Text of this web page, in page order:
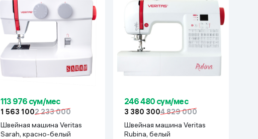
113 976 сум/мес
1 563 1002 233 000
Швейная машина Veritas
Sarah, красно-белый
246 480 сум/мес
3 380 3004 829 000
Швейная машина Veritas
Rubina, белый